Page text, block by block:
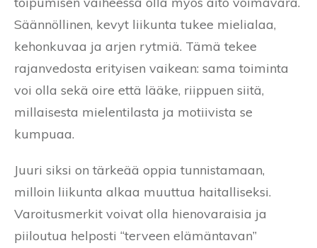
Säännöllinen, kevyt liikunta tukee mielialaa,
kehonkuvaa ja arjen rytmiä. Tämä tekee
rajanvedosta erityisen vaikean: sama toiminta
voi olla sekä oire että lääke, riippuen siitä,
millaisesta mielentilasta ja motiivista se
kumpuaa.
Juuri siksi on tärkeää oppia tunnistamaan,
milloin liikunta alkaa muuttua haitalliseksi.
Varoitusmerkit voivat olla hienovaraisia ja
piiloutua helposti “terveen elämäntavan”